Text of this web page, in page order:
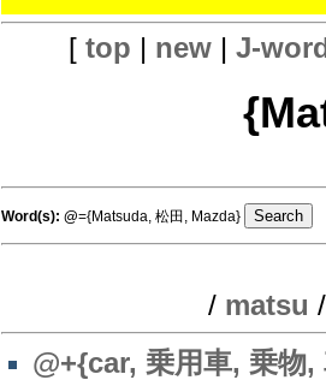
[ top | new| J-
Word(s): @={Matsuda, 松田, Mazda}
/ matsu
@+{car, 乗用車, 乗物